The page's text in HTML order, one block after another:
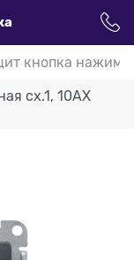
кнопка
сх.1, 10AX